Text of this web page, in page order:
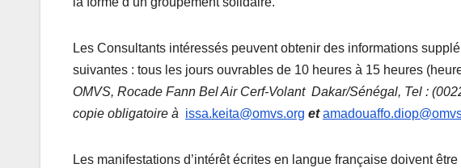
Les Consultants intéressés peuvent obtenir des informations
suivantes : tous les jours ouvrables de 10 heures à 15 heures
OMVS, Rocade Fann Bel Air Cerf-Volant Dakar/Sénégal, Tel :
copie obligatoire à issa.keita@omvs.org et
Les manifestations d’intérêt écrites en langue française doivent